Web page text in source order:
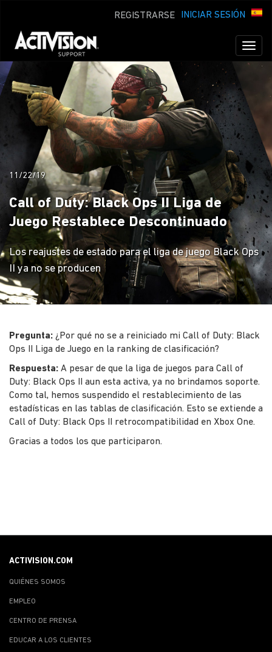
INICIAR SESIÓN
REGISTRARSE
11/22/19
Call of Duty: Black Ops II Liga de
Juego Restablece Descontinuado
Los reajustes de estado para el liga de juego Black Ops
II ya no se producen
Pregunta: ¿Por qué no se a reiniciado mi Call of Duty: Black
Ops II Liga de Juego en la ranking de clasificación?
Respuesta: A pesar de que la liga de juegos para Call of
Duty: Black Ops II aun esta activa, ya no brindamos soporte.
Como tal, hemos suspendido el restablecimiento de las
estadísticas en las tablas de clasificación. Esto se extiende a
Call of Duty: Black Ops II retrocompatibilidad en Xbox One.
Gracias a todos los que participaron.
ACTIVISION.COM
QUIÉNES SOMOS
EMPLEO
CENTRO DE PRENSA
EDUCAR A LOS CLIENTES